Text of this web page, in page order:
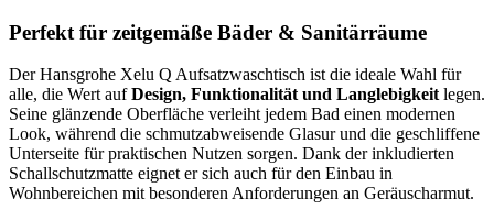
Perfekt für zeitgemäße Bäder & Sanitärräume
Der Hansgrohe Xelu Q Aufsatzwaschtisch ist die ideale Wahl für
alle, die Wert aufDesign, Funktionalität und Langlebigkeit legen.
Seine glänzende Oberfläche verleiht jedem Bad einen modernen
Look, während die schmutzabweisende Glasur und die geschliffene
Unterseite für praktischen Nutzen sorgen. Dank der inkludierten
Schallschutzmatte eignet er sich auch für den Einbau in
Wohnbereichen mit besonderen Anforderungen an Geräuscharmut.